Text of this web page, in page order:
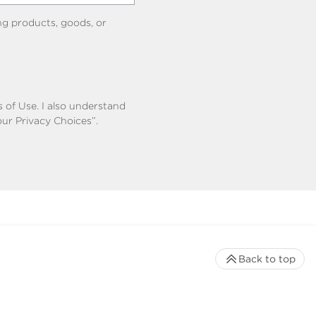
products, goods, or
of Use. I also understand
Privacy Choices”.
Back to top